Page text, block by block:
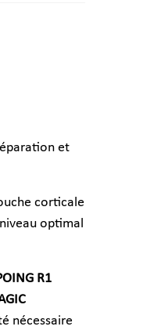
et
corticale
niveau optimal
R1
nécessaire